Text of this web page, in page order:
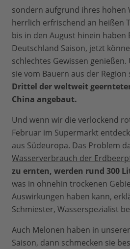
sondern aufgrund ihres hohen
herrlich erfrischend an heißen
bis in den August hinein haben
Deutschland Saison, jetzt
schlechtes Gewissen
sie vom Bauern aus der Region
Drittel der weltweit
China angebaut.
Und wenn wir die verlockend
Februar im Supermarkt
aus Südeuropa. Das Problem
Wasserverbrauch der
zu ernten, werden rund 300
was in ohnehin trockenen
Auswirkungen haben kann,
Schmiester, Wasserspezialist
Auch Melonen haben in
Saison, dann schmecken sie